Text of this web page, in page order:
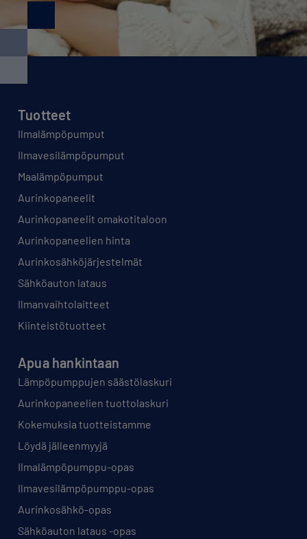
Tuotteet
Ilmalämpöpumput
Ilmavesilämpöpumput
Maalämpöpumput
Aurinkopaneelit
Aurinkopaneelit omakotitaloon
Aurinkopaneelien hinta
Aurinkosähköjärjestelmät
Sähköauton lataus
Ilmanvaihtolaitteet
Kiinteistötuotteet
Apua hankintaan
Lämpöpumppujen säästölaskuri
Aurinkopaneelien tuottolaskuri
Kokemuksia tuotteistamme
Löydä jälleenmyyjä
Ilmalämpöpumppu-opas
Ilmavesilämpöpumppu-opas
Aurinkosähkö-opas
Sähköauton lataus -opas